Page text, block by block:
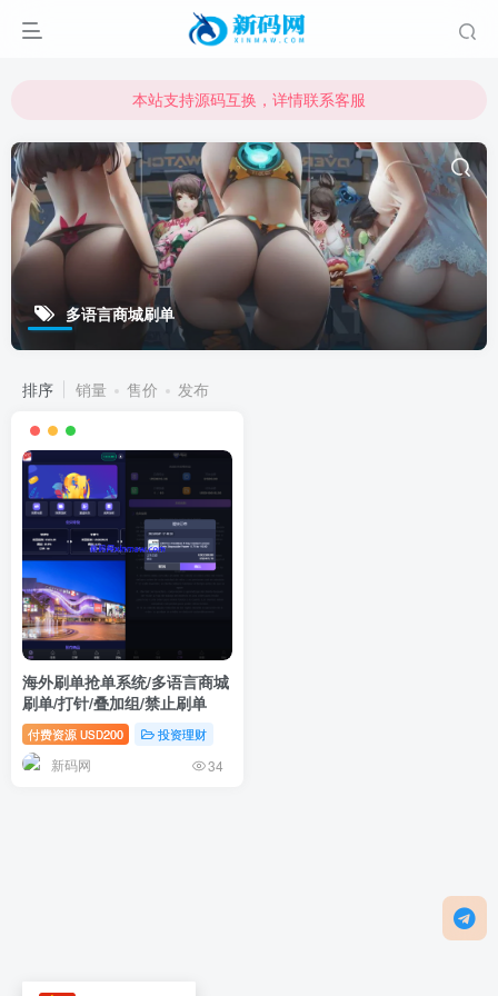
本站支持源码互换，详情联系客服
本站支持源码互换，详情联系客服
多语言商城刷单
排序 销量 售价 发布
海外刷单抢单系统/多语言商城
刷单/打针/叠加组/禁止刷单
付费资源 USD200 投资理财
新码网 34